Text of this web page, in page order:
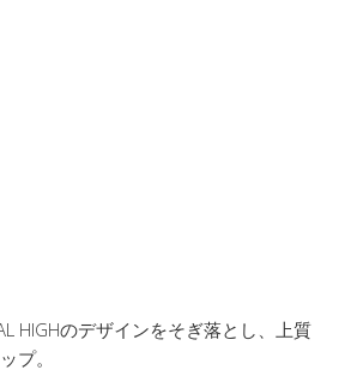
HIGHのデザインをそぎ落とし、上質
プ。